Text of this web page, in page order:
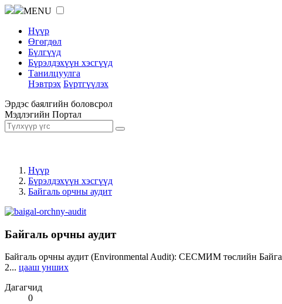
MENU
Нүүр
Өгөгдөл
Бүлгүүд
Бүрэлдэхүүн хэсгүүд
Танилцуулга
Нэвтрэх Бүртгүүлэх
Эрдэс баялгийн боловсрол
Мэдлэгийн Портал
Нүүр
Бүрэлдэхүүн хэсгүүд
Байгаль орчны аудит
Байгаль орчны аудит
Байгаль орчны аудит (Environmental Audit): СЕСМИМ төслийн
2... цааш унших
Дагагчид
0